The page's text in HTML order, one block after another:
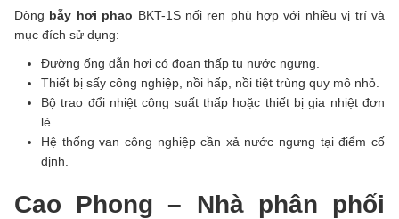
Dòng bẫy hơi phao BKT-1S nối ren phù hợp với nhiều vị trí và
mục đích sử dụng:
Đường ống dẫn hơi có đoạn thấp tụ nước ngưng.
Thiết bị sấy công nghiệp, nồi hấp, nồi tiệt trùng quy mô nhỏ.
Bộ trao đổi nhiệt công suất thấp hoặc thiết bị gia nhiệt đơn
lẻ.
Hệ thống van công nghiệp cần xả nước ngưng tại điểm cố
định.
Cao Phong – Nhà phân phối